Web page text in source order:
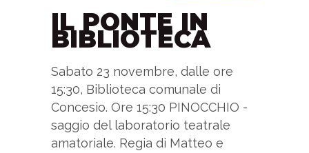
IL PONTE IN
BIBLIOTECA
Sabato 23 novembre, dalle ore
15:30, Biblioteca comunale di
Concesio. Ore 15:30 PINOCCHIO -
saggio del laboratorio teatrale
amatoriale. Regia di Matteo e